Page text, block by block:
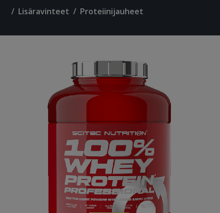
Lisäravinteet Proteiinijauheet